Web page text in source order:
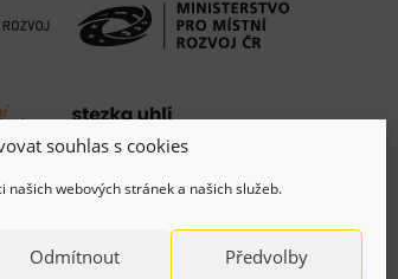
souhlas s cookies
našich webových stránek a našich služeb.
Odmítnout Předvolby